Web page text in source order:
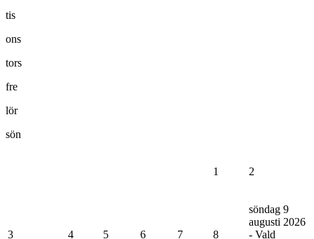
tis
ons
tors
fre
lör
sön
1 2
3 4 5 6 7 8
söndag 9
augusti 2026
- Vald